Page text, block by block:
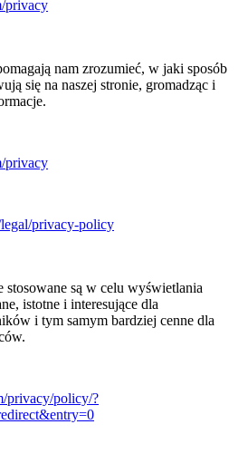
privacy
nam zrozumieć, w jaki sposób
się na naszej stronie, gromadząc i
privacy
privacy-policy
są w celu wyświetlania
istotne i interesujące dla
i tym samym bardziej cenne dla
privacy/policy/?